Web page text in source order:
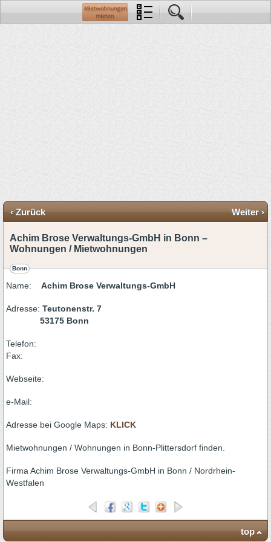
‹ Zurück Weiter ›
Achim Brose Verwaltungs-GmbH in Bonn –
Wohnungen / Mietwohnungen
Bonn
Name: Achim Brose Verwaltungs-GmbH
Adresse: Teutonenstr. 7
53175 Bonn
Telefon:
Fax:
Webseite:
e-Mail:
Adresse bei Google Maps: KLICK
Mietwohnungen / Wohnungen in Bonn-Plittersdorf finden.
Firma Achim Brose Verwaltungs-GmbH in Bonn / Nordrhein-
Westfalen
top